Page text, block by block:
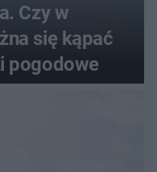
Czy w
się kąpać
pogodowe